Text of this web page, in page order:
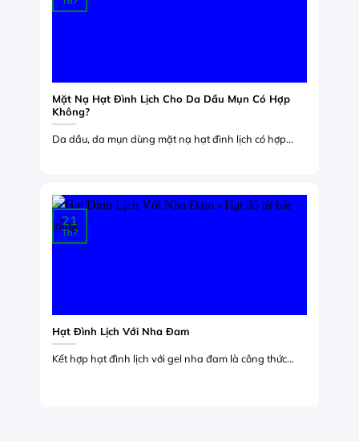
Mặt Nạ Hạt Đình Lịch Cho Da Dầu Mụn Có Hợp
Không?
Da dầu, da mụn dùng mặt nạ hạt đình lịch có hợp...
Hạt Đình Lịch Với Nha Đam
Kết hợp hạt đình lịch với gel nha đam là công thức...
21
Th7